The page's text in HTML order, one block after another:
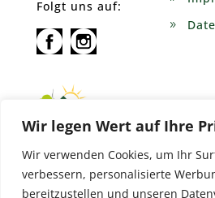
Wir legen Wert auf Ihre
Wir verwenden Cookies, um Ihr
verbessern, personalisierte
bereitzustellen und unseren
Folgt uns auf: